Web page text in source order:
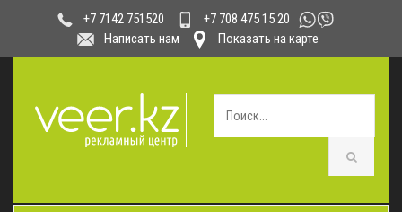
+7 7142 751520
+7 708 475 15 20
Написать нам
Показать на карте